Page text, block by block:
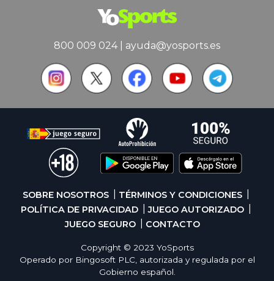
800 009 024| ayuda@yosports.es
SOBRE NOSOTROS
TÉRMINOS Y CONDICIONES
POLÍTICA DE PRIVACIDAD
JUEGO AUTORIZADO
JUEGO SEGURO
CONTACTO
Copyright © 2023 YoSports
Operado por Bingosoft PLC, autorizada y regulada por el
Gobierno español.